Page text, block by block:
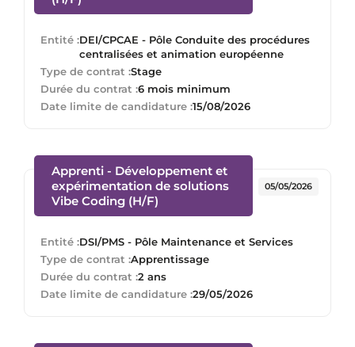
Entité :DEI/CPCAE - Pôle Conduite des procédures
centralisées et animation européenne
Type de contrat :Stage
Durée du contrat :6 mois minimum
Date limite de candidature :15/08/2026
Apprenti - Développement et
expérimentation de solutions
Vibe Coding (H/F)
Entité :DSI/PMS - Pôle Maintenance et Services
Type de contrat :Apprentissage
Durée du contrat :2 ans
05/05/2026
Date limite de candidature :29/05/2026